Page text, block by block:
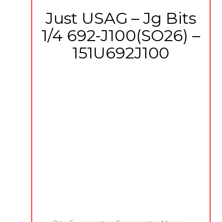
Just USAG – Jg Bits
1/4 692-J100(SO26) –
151U692J100